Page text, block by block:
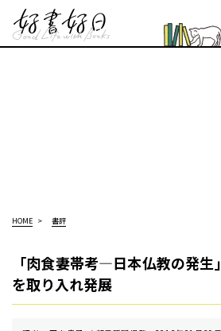
HOME 書評
「肉食妻帯考―日本仏教の発
を取り入れ発展